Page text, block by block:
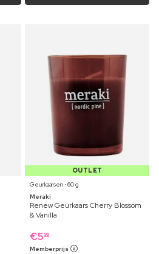
OUTLET
Geurkaarsen ⋅ 60 g
Meraki
Renew Geurkaars Cherry Blossom
& Vanilla
€5 99
Memberprijs